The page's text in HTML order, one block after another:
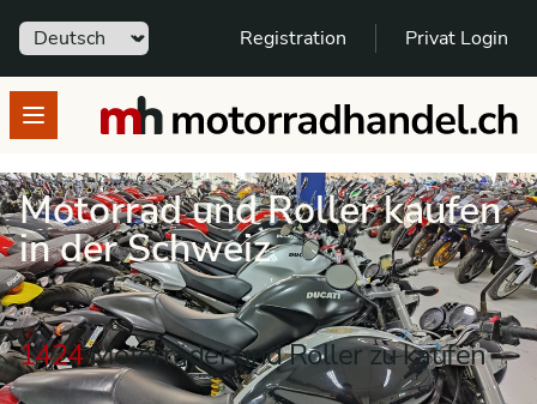
Sprache Registration Privat Login
Open menumotorradhandel.ch
Motorrad und Roller kaufen
in der Schweiz
1424Motorräder und Roller zu kaufen